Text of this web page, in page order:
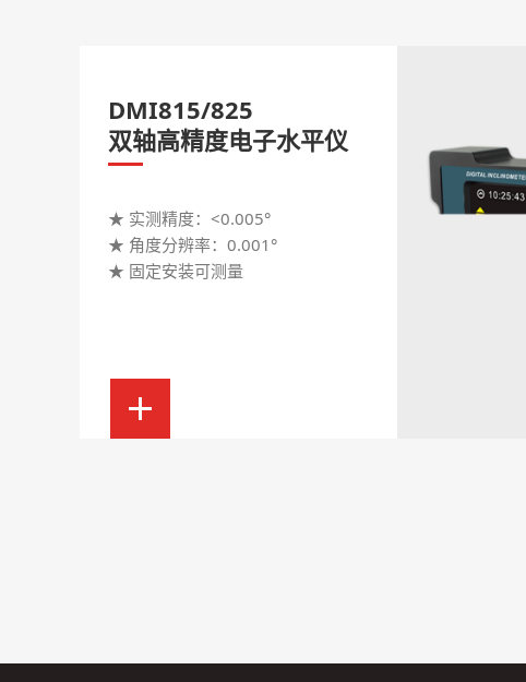
DMI815/825
双轴高精度电子水平仪
★ 实测精度：<0.005°
★ 角度分辨率：0.001°
★ 固定安装可测量